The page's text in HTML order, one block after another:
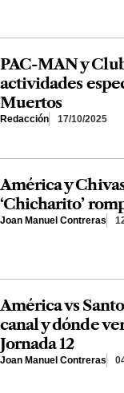
PAC-MAN y
actividades
Muertos
Redacción 17/10/2025
América y
‘Chicharito’
Joan Manuel Contreras
América vs
canal y dónde
Jornada 12
Joan Manuel Contreras